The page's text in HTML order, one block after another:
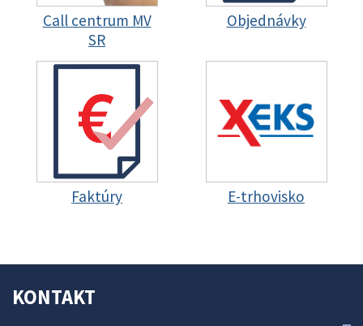
Call centrum MV
SR
Objednávky
Faktúry E-trhovisko
KONTAKT